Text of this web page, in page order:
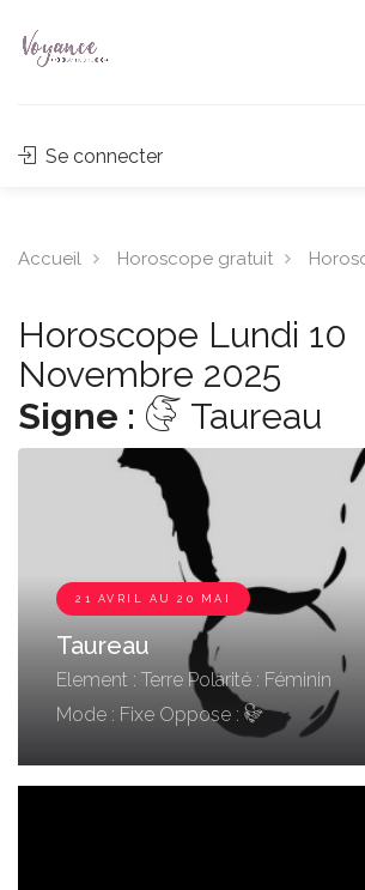
Se connecter
Accueil Horoscope gratuit
Horoscope Lundi 10
Novembre 2025
Signe :
Taureau
21 AVRIL AU 20 MAI
Taureau
Element : Terre Polarité : Féminin
Mode : Fixe Oppose :